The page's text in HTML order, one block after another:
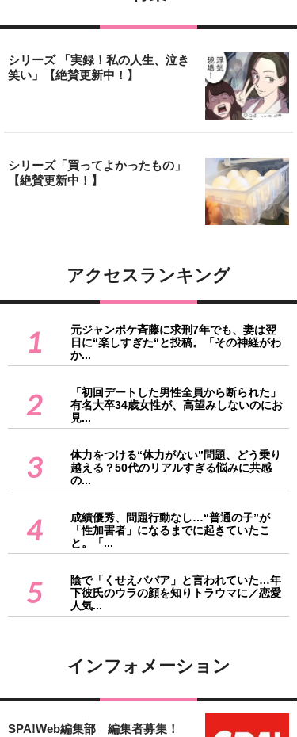
シリーズ 「実録！私の人生、泣き
笑い」【絶賛更新中！】
シリーズ「買ってよかったもの」
【絶賛更新中！】
アクセスランキング
1
元ジャンポケ斉藤に求刑7年でも、妻は翌
日に“楽しすぎた“と投稿。「その神経がわ
か...
2
「初回デートした男性全員から断られた」
有名大卒34歳女性が、高望みしないのにお
見...
3
体力をつける“体力がない”問題、どう乗り
越える？50代のリアルすぎる悩みに共感
の...
4
成績優秀、問題行動なし…“普通の子”が
「性加害者」になるまでに起きていたこ
と。「...
5
陰で「くせえババア」と言われていた…年
下彼氏のウラの顔を知りトラウマに／恋愛
人気...
インフォメーション
SPA!Web編集部 編集者募集！